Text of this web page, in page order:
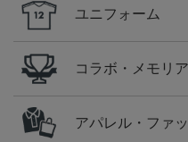
ユニフォーム
コラボ・メモリ
アパレル・ファ